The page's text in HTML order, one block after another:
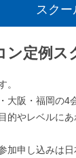
スクー
ン定例ス
。
大阪・福岡の4
的やレベルに
加申し込みは